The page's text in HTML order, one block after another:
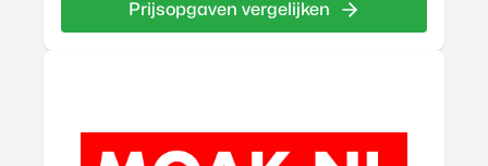
Prijsopgaven vergelijken